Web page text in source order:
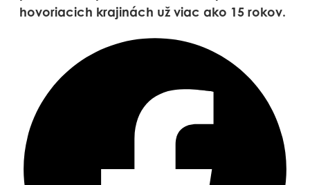
hovoriacich krajinách už viac ako 15 rokov.